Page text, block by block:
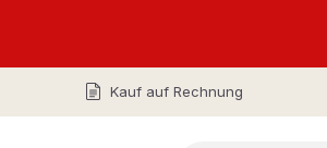
Kauf auf Rechnung